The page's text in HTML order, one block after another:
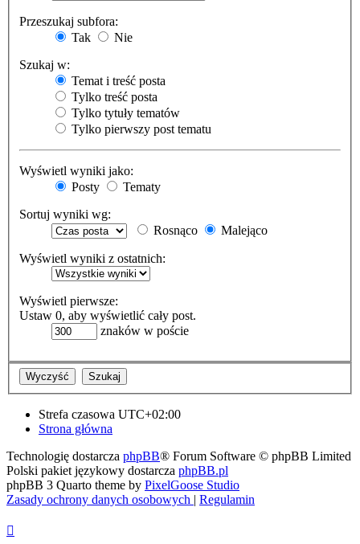
Przeszukaj subfora:
Tak
Nie
Szukaj w:
Temat i treść posta
Tylko treść posta
Tylko tytuły tematów
Tylko pierwszy post tematu
Wyświetl wyniki jako:
Posty
Tematy
Sortuj wyniki wg:
Rosnąco
Malejąco
Wyświetl wyniki z ostatnich:
Wyświetl pierwsze:
Ustaw 0, aby wyświetlić cały post.
znaków w poście
Strefa czasowa UTC+02:00
Strona główna
Technologię dostarcza phpBB® Forum Software © phpBB Limited
Polski pakiet językowy dostarcza phpBB.pl
phpBB 3 Quarto theme by PixelGoose Studio
Zasady ochrony danych osobowych | Regulamin